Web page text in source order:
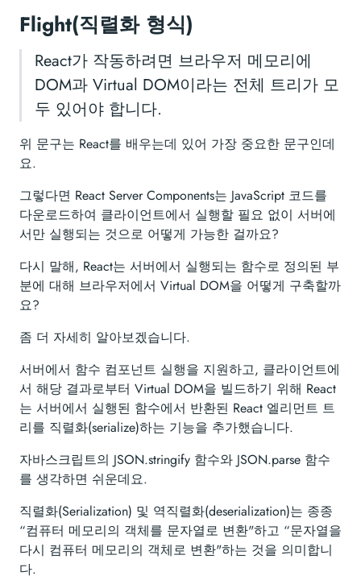
Flight(직렬화 형식)
React가 작동하려면 브라우저 메모리에
DOM과 Virtual DOM이라는 전체 트리가 모
두 있어야 합니다.
위 문구는 React를 배우는데 있어 가장 중요한 문구인데
요.
그렇다면 React Server Components는 JavaScript 코드를
다운로드하여 클라이언트에서 실행할 필요 없이 서버에
서만 실행되는 것으로 어떻게 가능한 걸까요?
다시 말해, React는 서버에서 실행되는 함수로 정의된 부
분에 대해 브라우저에서 Virtual DOM을 어떻게 구축할까
요?
좀 더 자세히 알아보겠습니다.
서버에서 함수 컴포넌트 실행을 지원하고, 클라이언트에
서 해당 결과로부터 Virtual DOM을 빌드하기 위해 React
는 서버에서 실행된 함수에서 반환된 React 엘리먼트 트
리를 직렬화(serialize)하는 기능을 추가했습니다.
자바스크립트의 JSON.stringify 함수와 JSON.parse 함수
를 생각하면 쉬운데요.
직렬화(Serialization) 및 역직렬화(deserialization)는 종종
“컴퓨터 메모리의 객체를 문자열로 변환"하고 “문자열을
다시 컴퓨터 메모리의 객체로 변환"하는 것을 의미합니
다.